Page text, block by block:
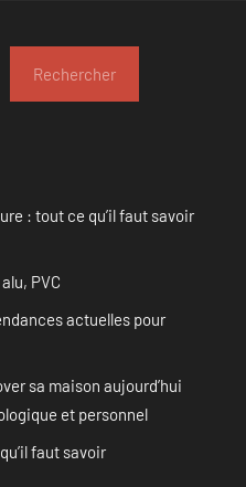
Rechercher
: tout ce qu’il faut savoir
PVC
actuelles pour
sa maison aujourd’hui
et personnel
faut savoir